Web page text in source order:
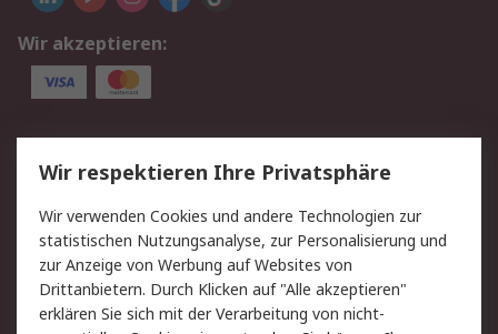
Wir akzeptieren:
Service
Value Added Services
Lieferlösungen
Rücksendungen
Kontakt
Hilfe
Privatkunden
Rechtliches
Wir respektieren Ihre Privatsphäre
Wir verwenden Cookies und andere Technologien zur
statistischen Nutzungsanalyse, zur Personalisierung und
zur Anzeige von Werbung auf Websites von
Drittanbietern. Durch Klicken auf "Alle akzeptieren"
erklären Sie sich mit der Verarbeitung von nicht-